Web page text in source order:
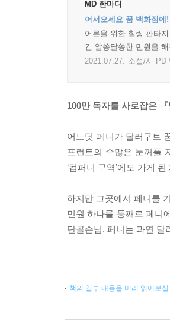
MD 한마디
어서오세요 꿈 백화점에!
어른을 위한 힐링 판타
긴 알쏭달쏭한 민원을
2021.07.27. 소설/시 PD
100만 독자를 사로잡은
어느덧 페니가 달러구트
프런트의 수많은 눈꺼풀
‘컴퍼니 구역’에도 가게
하지만 그곳에서 페니를
민원 하나를 통째로 페니
단골손님. 페니는 과연 달
책의 일부 내용을 미리 읽어보